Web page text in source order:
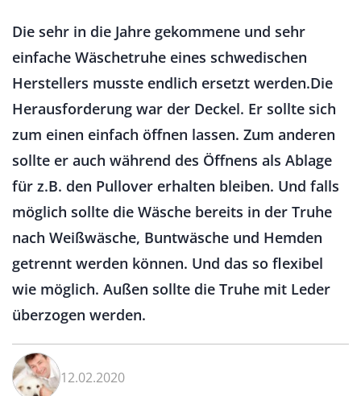
Die sehr in die Jahre gekommene und sehr
einfache Wäschetruhe eines schwedischen
Herstellers musste endlich ersetzt werden.Die
Herausforderung war der Deckel. Er sollte sich
zum einen einfach öffnen lassen. Zum anderen
sollte er auch während des Öffnens als Ablage
für z.B. den Pullover erhalten bleiben. Und falls
möglich sollte die Wäsche bereits in der Truhe
nach Weißwäsche, Buntwäsche und Hemden
getrennt werden können. Und das so flexibel
wie möglich. Außen sollte die Truhe mit Leder
überzogen werden.
12.02.2020